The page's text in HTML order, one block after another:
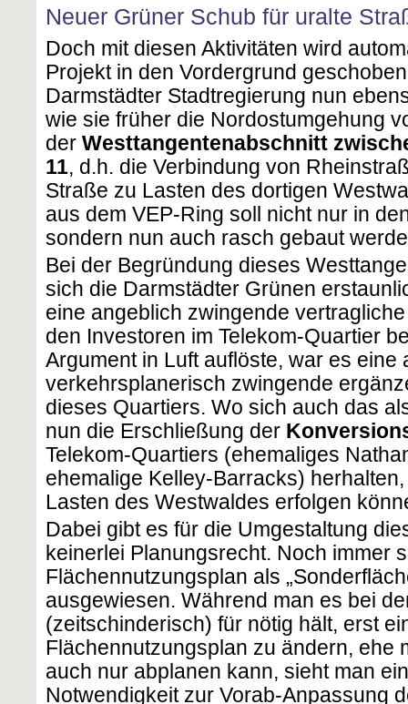
Neuer Grüner Schub für uralte
Doch mit diesen Aktivitäten wird
Projekt in den Vordergrund
Darmstädter Stadtregierung nun
wie sie früher die Nordostumgehung
der Westtangentenabschnitt
11, d.h. die Verbindung von
Straße zu Lasten des dortigen
aus dem VEP-Ring soll nicht nur in
sondern nun auch rasch gebaut
Bei der Begründung dieses
sich die Darmstädter Grünen
eine angeblich zwingende
den Investoren im Telekom-Quartier
Argument in Luft auflöste, war es eine
verkehrsplanerisch zwingende
dieses Quartiers. Wo sich auch das
nun die Erschließung der
Telekom-Quartiers (ehemaliges
ehemalige Kelley-Barracks)
Lasten des Westwaldes erfolgen
Dabei gibt es für die Umgestaltung
keinerlei Planungsrecht. Noch immer
Flächennutzungsplan als
ausgewiesen. Während man es bei
(zeitschinderisch) für nötig hält, erst
Flächennutzungsplan zu ändern, ehe
auch nur abplanen kann, sieht man
Notwendigkeit zur Vorab-Anpassung